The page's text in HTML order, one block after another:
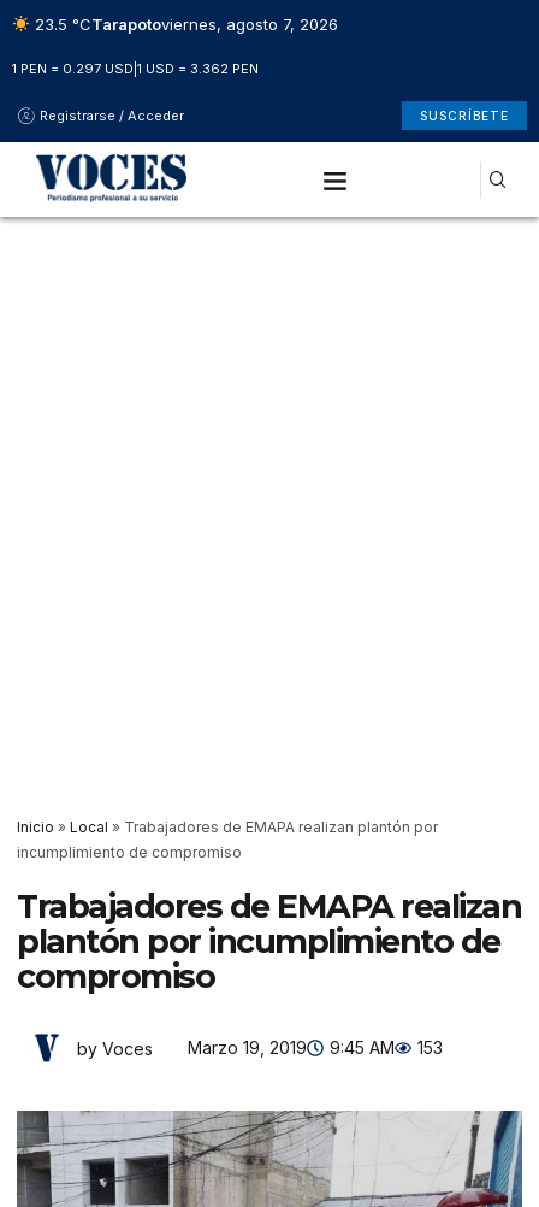
23.5 °CTarapotoviernes, agosto 7, 2026
1 PEN = 0.297 USD 1 USD = 3.362 PEN
Registrarse / Acceder SUSCRÍBETE
Inicio » Local » Trabajadores de EMAPA realizan plantón por
incumplimiento de compromiso
Trabajadores de EMAPA realizan
plantón por incumplimiento de
compromiso
by Voces Marzo 19, 2019 9:45 AM 153